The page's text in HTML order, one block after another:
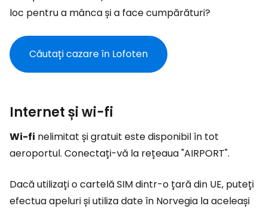
loc pentru a mânca și a face cumpărături?
Căutați cazare în Lofoten
Internet și wi-fi
Wi-fi nelimitat și gratuit este disponibil în tot
aeroportul. Conectați-vă la rețeaua "AIRPORT".
Dacă utilizați o cartelă SIM dintr-o țară din UE, puteți
efectua apeluri și utiliza date în Norvegia la aceleași